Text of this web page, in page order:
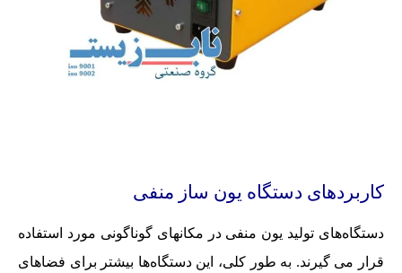
کاربردهای دستگاه یون ساز منفی
دستگاه‌های تولید یون منفی در مکانهای گوناگونی مورد استفاده
قرار می گیرند. به طور کلی، این دستگاه‌ها بیشتر برای فضاهای